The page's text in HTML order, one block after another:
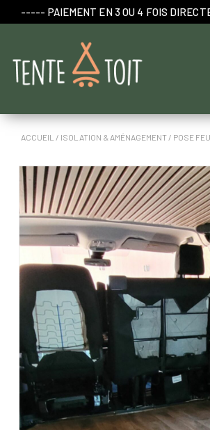
----- PAIEMENT EN 3 OU 4 FOIS
ACCUEIL / ISOLATION & AMÉNAGEMENT / POSE